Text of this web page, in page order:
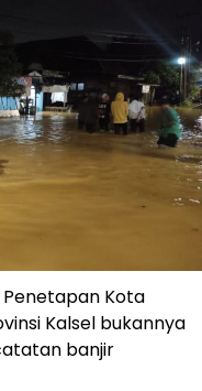
Penetapan Kota
Kalsel bukannya
banjir